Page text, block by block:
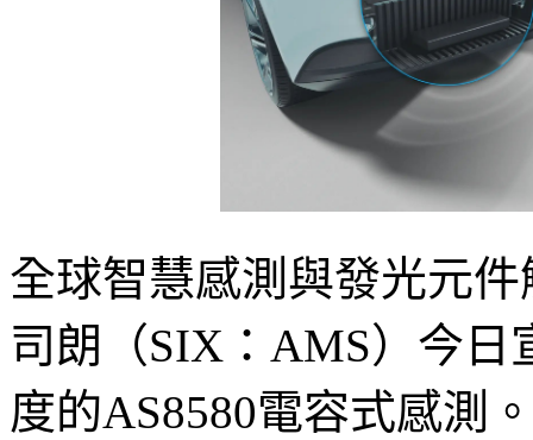
全球智慧感測與發光元
司朗（SIX：AMS）今
度的AS8580電容式感測